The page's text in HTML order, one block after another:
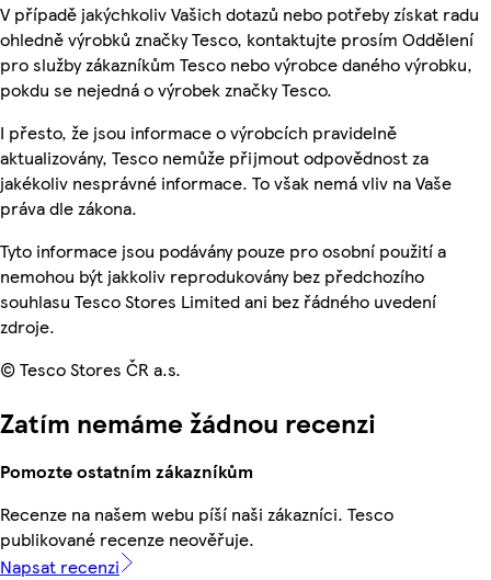
V případě jakýchkoliv Vašich dotazů nebo potřeby získat radu
ohledně výrobků značky Tesco, kontaktujte prosím Oddělení
pro služby zákazníkům Tesco nebo výrobce daného výrobku,
pokdu se nejedná o výrobek značky Tesco.
I přesto, že jsou informace o výrobcích pravidelně
aktualizovány, Tesco nemůže přijmout odpovědnost za
jakékoliv nesprávné informace. To však nemá vliv na Vaše
práva dle zákona.
Tyto informace jsou podávány pouze pro osobní použití a
nemohou být jakkoliv reprodukovány bez předchozího
souhlasu Tesco Stores Limited ani bez řádného uvedení
zdroje.
© Tesco Stores ČR a.s.
Zatím nemáme žádnou recenzi
Pomozte ostatním zákazníkům
Recenze na našem webu píší naši zákazníci. Tesco
publikované recenze neověřuje.
Napsat recenzi